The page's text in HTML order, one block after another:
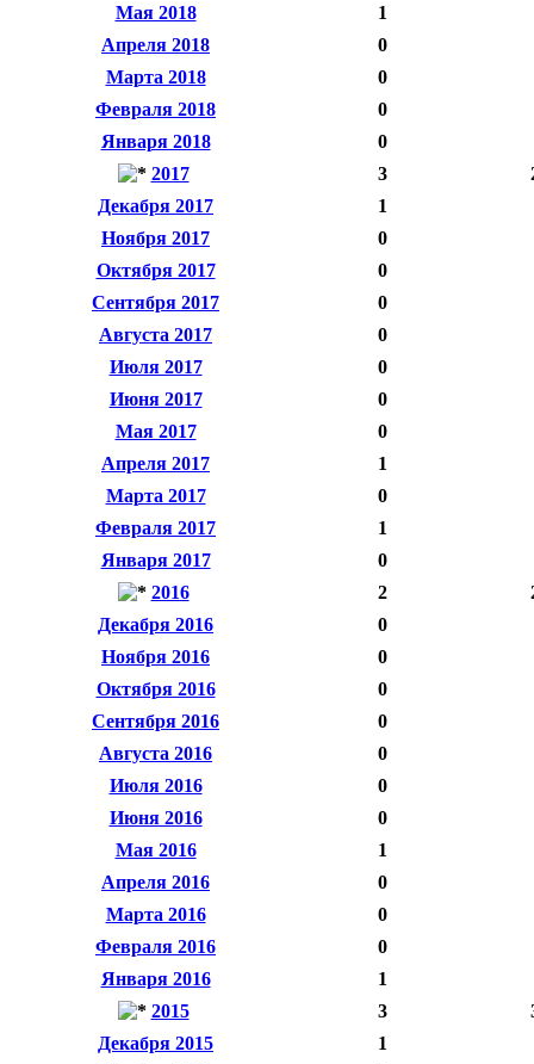
Мая 2018
1
Апреля 2018
0
Марта 2018
0
Февраля 2018
0
Января 2018
0
2017
3
Декабря 2017
1
Ноября 2017
0
Октября 2017
0
Сентября 2017
0
Августа 2017
0
Июля 2017
0
Июня 2017
0
Мая 2017
0
Апреля 2017
1
Марта 2017
0
Февраля 2017
1
Января 2017
0
2016
2
Декабря 2016
0
Ноября 2016
0
Октября 2016
0
Сентября 2016
0
Августа 2016
0
Июля 2016
0
Июня 2016
0
Мая 2016
1
Апреля 2016
0
Марта 2016
0
Февраля 2016
0
Января 2016
1
2015
3
Декабря 2015
1